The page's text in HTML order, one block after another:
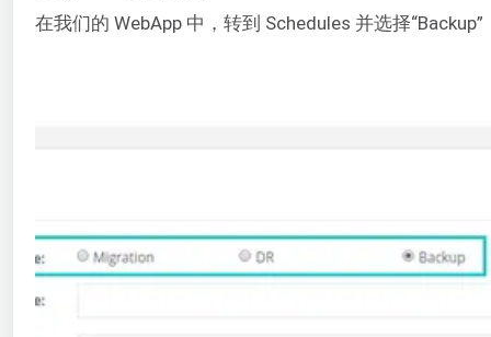
在我们的 WebApp 中，转到 Schedules 并选择